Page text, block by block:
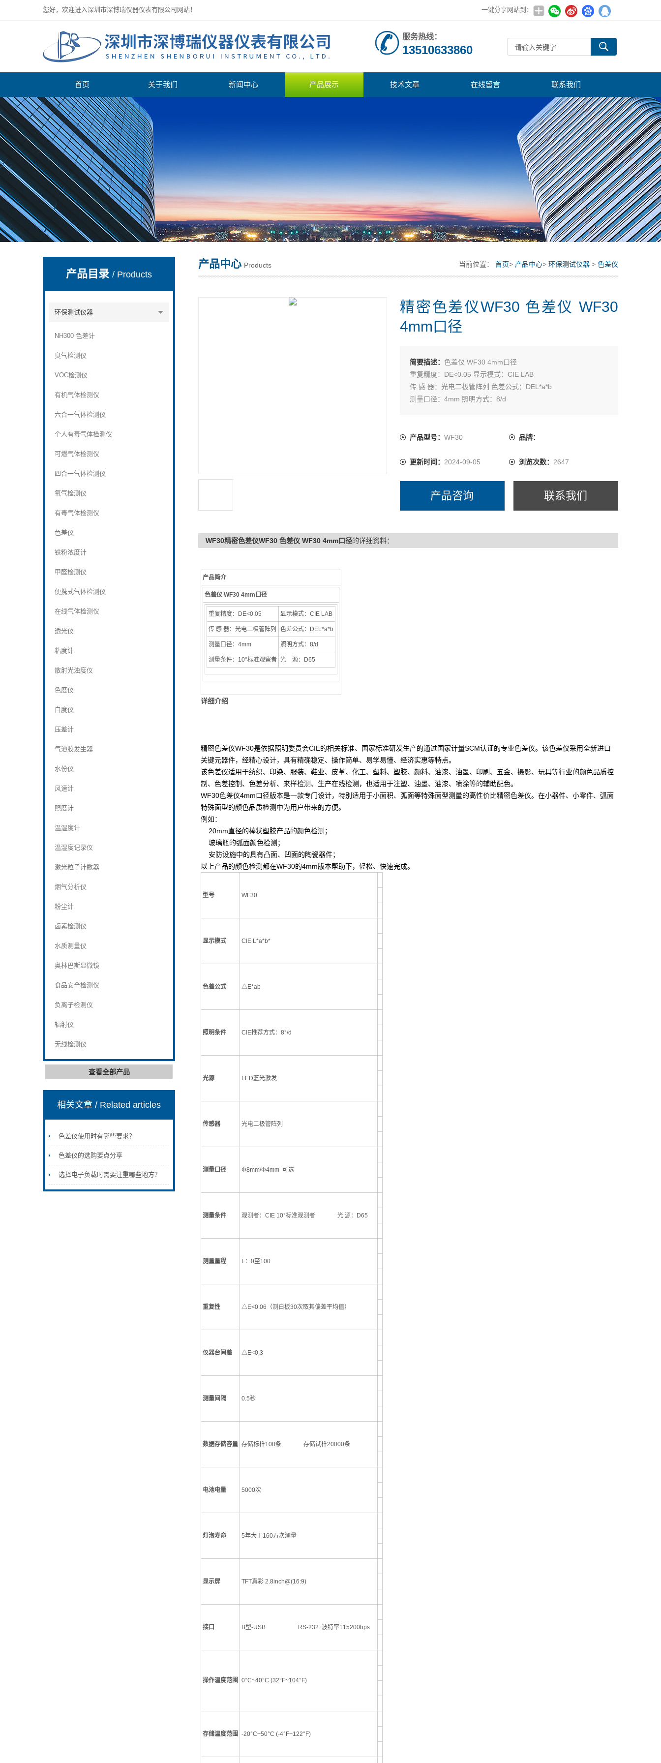
您好，欢迎进入深圳市深博瑞仪器仪表有限公司网站！ 一键分享网站到：
深圳市深博瑞仪器仪表有限公司
服务热线：
13510633860
首页 关于我们 新闻中心 产品展示 技术文章 在线留言 联系我们
产品目录/ Products
环保测试仪器
NH300 色差计
臭气检测仪
VOC检测仪
有机气体检测仪
六合一气体检测仪
个人有毒气体检测仪
可燃气体检测仪
四合一气体检测仪
氧气检测仪
有毒气体检测仪
色差仪
铁粉浓度计
甲醛检测仪
便携式气体检测仪
在线气体检测仪
透光仪
粘度计
散射光浊度仪
色度仪
白度仪
压差计
气溶胶发生器
水份仪
风速计
照度计
温湿度计
温湿度记录仪
激光粒子计数器
烟气分析仪
粉尘计
卤素检测仪
水质测量仪
奥林巴斯显微镜
食品安全检测仪
负离子检测仪
辐射仪
无线检测仪
查看全部产品
相关文章/ Related articles
色差仪使用时有哪些要求？
色差仪的选购要点分享
选择电子负载时需要注重哪些地方？
产品中心 Products 当前位置： 首页> 产品中心> 环保测试仪器 > 色差仪
精密色差仪WF30 色差仪 WF30
4mm口径
简要描述： 色差仪 WF30 4mm口径
重复精度：DE<0.05 显示模式：CIE LAB
传 感 器：光电二极管阵列 色差公式：DEL*a*b
测量口径：4mm 照明方式：8/d
产品型号： WF30 品牌：
更新时间： 2024-09-05 浏览次数： 2647
产品咨询 联系我们
WF30精密色差仪WF30 色差仪 WF30 4mm口径的详细资料：
产品简介
色差仪 WF30 4mm口径
重复精度：DE<0.05 显示模式：CIE LAB
传 感 器：光电二极管阵列 色差公式：DEL*a*b
测量口径：4mm 照明方式：8/d
测量条件：10°标准观察者 光 源：D65
详细介绍
精密色差仪WF30是依据照明委员会CIE的相关标准、国家标准研发生产的通过国家计量SCM认证的专业色差仪。该色差仪采用全新进口
关键元器件，经精心设计，具有精确稳定、操作简单、易学易懂、经济实惠等特点。
该色差仪适用于纺织、印染、服装、鞋业、皮革、化工、塑料、塑胶、颜料、油漆、油墨、印刷、五金、摄影、玩具等行业的颜色品质控
制、色差控制、色差分析、来样检测、生产在线检测，也适用于注塑、油墨、油漆、喷涂等的辅助配色。
WF30色差仪4mm口径版本是一款专门设计，特别适用于小面积、弧面等特殊面型测量的高性价比精密色差仪。在小器件、小零件、弧面
特殊面型的颜色品质检测中为用户带来的方便。
例如：
20mm直径的棒状塑胶产品的颜色检测；
玻璃瓶的弧面颜色检测；
安防设施中的具有凸面、凹面的陶瓷器件；
以上产品的颜色检测都在WF30的4mm版本帮助下，轻松、快速完成。
型号 WF30
显示模式 CIE L*a*b*
色差公式 △E*ab
照明条件 CIE推荐方式：8°/d
光源 LED蓝光激发
传感器 光电二极管阵列
测量口径 Φ8mm/Φ4mm 可选
测量条件 观测者：CIE 10°标准观测者 光 源：D65
测量量程 L：0至100
重复性 △E<0.06（测白板30次取其偏差平均值）
仪器台间差 △E<0.3
测量间隔 0.5秒
数据存储容量 存储标样100条 存储试样20000条
电池电量 5000次
灯泡寿命 5年大于160万次测量
显示屏 TFT真彩 2.8inch@(16:9)
接口 B型-USB RS-232: 波特率115200bps
操作温度范围 0°C~40°C (32°F~104°F)
存储温度范围 -20°C~50°C (-4°F~122°F)